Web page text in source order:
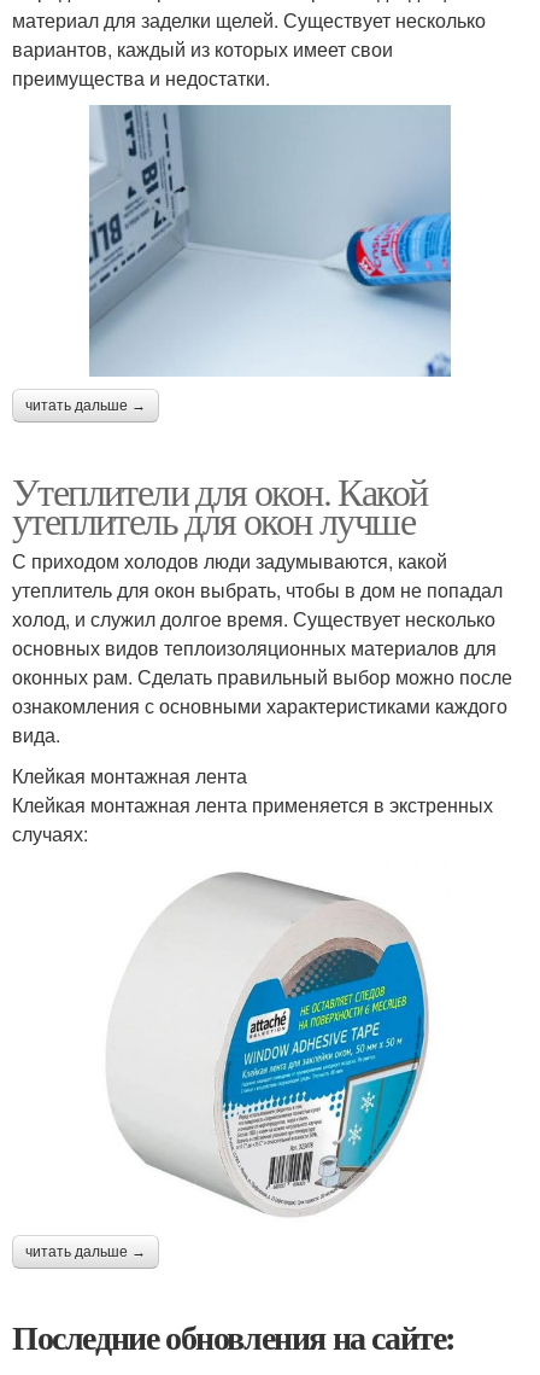
материал для заделки щелей. Существует несколько
вариантов, каждый из которых имеет свои
преимущества и недостатки.
читать дальше →
Утеплители для окон. Какой
утеплитель для окон лучше
С приходом холодов люди задумываются, какой
утеплитель для окон выбрать, чтобы в дом не попадал
холод, и служил долгое время. Существует несколько
основных видов теплоизоляционных материалов для
оконных рам. Сделать правильный выбор можно после
ознакомления с основными характеристиками каждого
вида.
Клейкая монтажная лента
Клейкая монтажная лента применяется в экстренных
случаях:
читать дальше →
Последние обновления на сайте: